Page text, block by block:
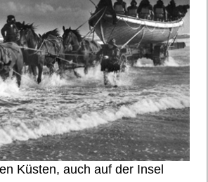
Küsten, auch auf der Insel